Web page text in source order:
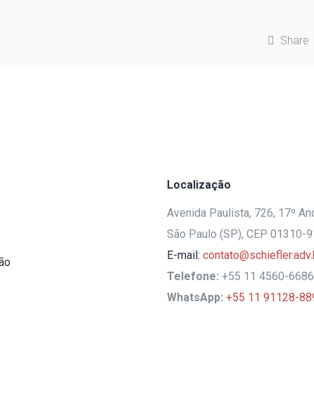
Share
Localização
Avenida Paulista, 726, 17º
São Paulo (SP), CEP 01310-
E-mail:
Telefone: +55 11 4560-6686
WhatsApp: +55 11 91128-